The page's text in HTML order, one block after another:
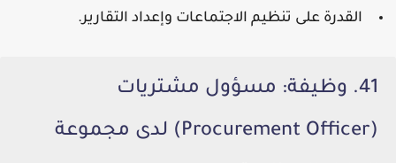
القدرة على تنظيم الاجتماعات وإعداد التقارير.
41. وظيفة: مسؤول مشتريات
(Procurement Officer) لدى مجموعة